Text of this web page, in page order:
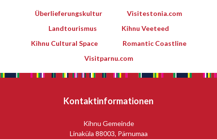
Überlieferungskultur
Visitestonia.com
Landtourismus
Kihnu Veeteed
Kihnu Cultural Space
Romantic Coastline
Visitparnu.com
Kontaktinformationen
Kihnu Gemeinde
Linaküla 88003, Pärnumaa